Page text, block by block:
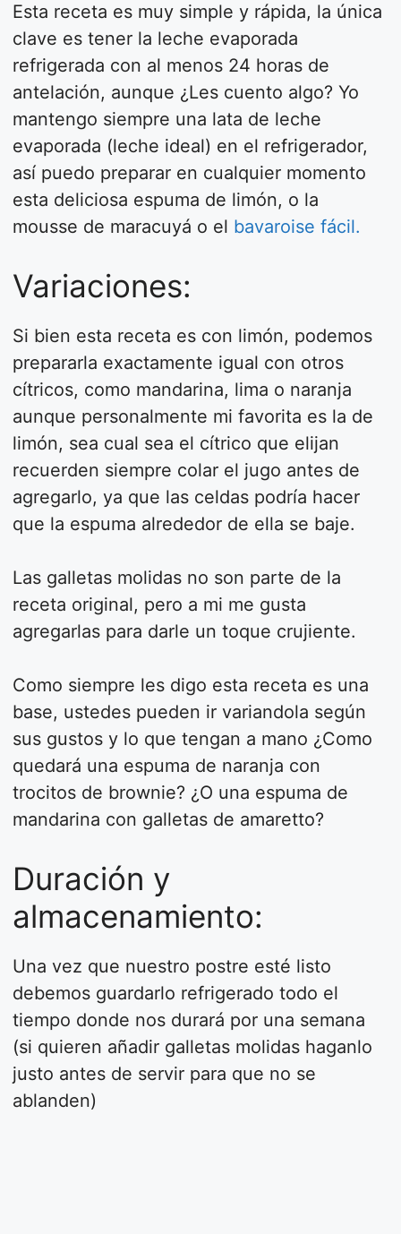
Esta receta es muy simple y rápida, la única
clave es tener la leche evaporada
refrigerada con al menos 24 horas de
antelación, aunque ¿Les cuento algo? Yo
mantengo siempre una lata de leche
evaporada (leche ideal) en el refrigerador,
así puedo preparar en cualquier momento
esta deliciosa espuma de limón, o la
mousse de maracuyá o el bavaroise fácil.
Variaciones:
Si bien esta receta es con limón, podemos
prepararla exactamente igual con otros
cítricos, como mandarina, lima o naranja
aunque personalmente mi favorita es la de
limón, sea cual sea el cítrico que elijan
recuerden siempre colar el jugo antes de
agregarlo, ya que las celdas podría hacer
que la espuma alrededor de ella se baje.
Las galletas molidas no son parte de la
receta original, pero a mi me gusta
agregarlas para darle un toque crujiente.
Como siempre les digo esta receta es una
base, ustedes pueden ir variandola según
sus gustos y lo que tengan a mano ¿Como
quedará una espuma de naranja con
trocitos de brownie? ¿O una espuma de
mandarina con galletas de amaretto?
Duración y
almacenamiento:
Una vez que nuestro postre esté listo
debemos guardarlo refrigerado todo el
tiempo donde nos durará por una semana
(si quieren añadir galletas molidas haganlo
justo antes de servir para que no se
ablanden)